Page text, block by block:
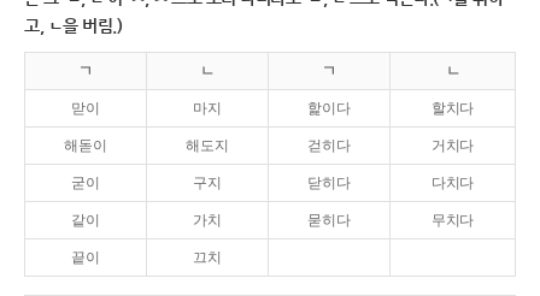
고, ㄴ을 버림.)
ㄱ ㄴ ㄱ ㄴ
맏이 마지 핥이다 할치다
해돋이 해도지 걷히다 거치다
굳이 구지 닫히다 다치다
같이 가치 묻히다 무치다
끝이 끄치